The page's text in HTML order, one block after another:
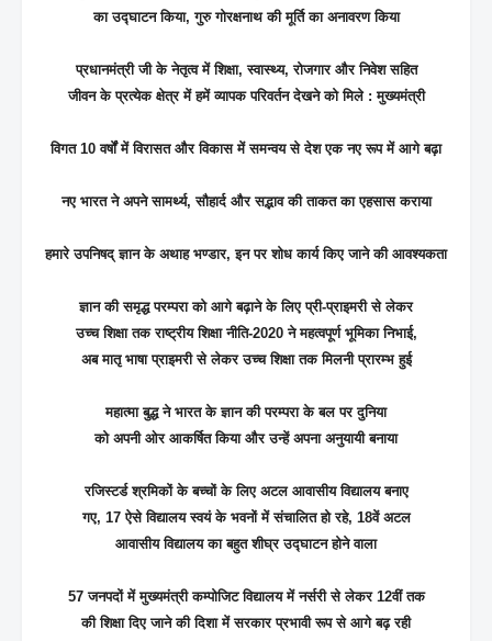
का उद्घाटन किया, गुरु गोरक्षनाथ की मूर्ति का अनावरण किया
प्रधानमंत्री जी के नेतृत्व में शिक्षा, स्वास्थ्य, रोजगार और निवेश सहित
जीवन के प्रत्येक क्षेत्र में हमें व्यापक परिवर्तन देखने को मिले : मुख्यमंत्री
विगत 10 वर्षों में विरासत और विकास में समन्वय से देश एक नए रूप में आगे बढ़ा
नए भारत ने अपने सामर्थ्य, सौहार्द और सद्भाव की ताकत का एहसास कराया
हमारे उपनिषद् ज्ञान के अथाह भण्डार, इन पर शोध कार्य किए जाने की आवश्यकता
ज्ञान की समृद्ध परम्परा को आगे बढ़ाने के लिए प्री-प्राइमरी से लेकर
उच्च शिक्षा तक राष्ट्रीय शिक्षा नीति-2020 ने महत्वपूर्ण भूमिका निभाई,
अब मातृ भाषा प्राइमरी से लेकर उच्च शिक्षा तक मिलनी प्रारम्भ हुई
महात्मा बुद्ध ने भारत के ज्ञान की परम्परा के बल पर दुनिया
को अपनी ओर आकर्षित किया और उन्हें अपना अनुयायी बनाया
रजिस्टर्ड श्रमिकों के बच्चों के लिए अटल आवासीय विद्यालय बनाए
गए, 17 ऐसे विद्यालय स्वयं के भवनों में संचालित हो रहे, 18वें अटल
आवासीय विद्यालय का बहुत शीघ्र उद्घाटन होने वाला
57 जनपदों में मुख्यमंत्री कम्पोजिट विद्यालय में नर्सरी से लेकर 12वीं तक
की शिक्षा दिए जाने की दिशा में सरकार प्रभावी रूप से आगे बढ़ रही